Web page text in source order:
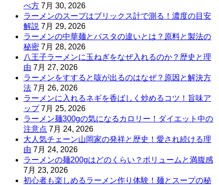
べ方 7月 30, 2026
ラーメンのスープはブリックス計で測る！濃度の目安
解説 7月 29, 2026
ラーメンの中華麺とパスタの違いとは？原料と製法の
秘密 7月 28, 2026
八王子ラーメンに玉ねぎをなぜ入れるのか？歴史と理
由 7月 27, 2026
ラーメンをすすると咳が出るのはなぜ？原因と解決方
法 7月 26, 2026
ラーメンに入れるネギを香ばしく炒めるコツ！旨味ア
ップ 7月 25, 2026
ラーメン麺300gの気になるカロリー！ダイエット中の
注意点 7月 24, 2026
大人気チェーン山岡家の発祥と歴史！愛され続ける理
由 7月 24, 2026
ラーメンの麺200gはどのくらい？ボリュームと満腹感
7月 23, 2026
初心者も楽しめるラーメン作り体験！麺とスープの秘